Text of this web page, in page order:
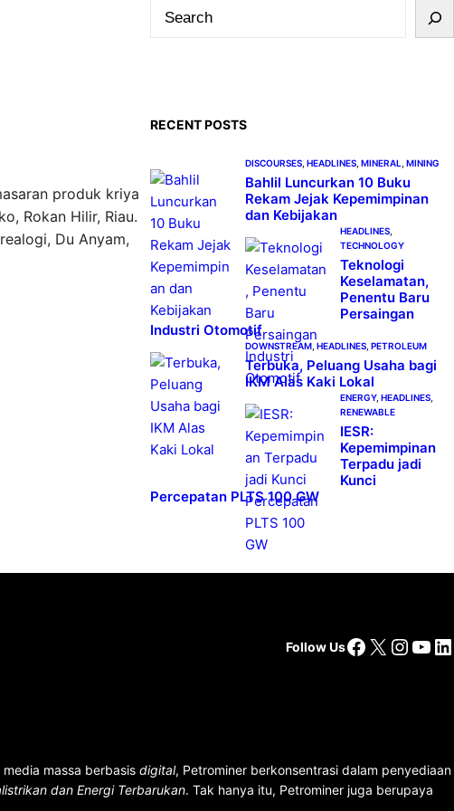
produk kriya
Rokan Hilir, Riau.
Du Anyam,
h
RECENT POSTS
DISCOURSES HEADLINES MINERAL MINING
Bahlil Luncurkan 10 Buku
Rekam Jejak Kepemimpinan
dan Kebijakan
HEADLINES
TECHNOLOGY
Teknologi
Keselamatan,
Penentu Baru
Persaingan
Industri Otomotif
DOWNSTREAM HEADLINES PETROLEUM
Terbuka, Peluang Usaha bagi
IKM Alas Kaki Lokal
ENERGY, HEADLINES
RENEWABLE
IESR:
Kepemimpinan
Terpadu jadi
Kunci
Percepatan PLTS 100 GW
Follow UsFacebook
X
massa berbasis digital, Petrominer berkonsentrasi dalam penyediaan
dan Energi Terbarukan. Tak hanya itu, Petrominer juga berupaya